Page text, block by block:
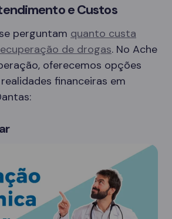
e Custos
perguntam quanto custa
de drogas. No Ache
oferecemos opções
financeiras em